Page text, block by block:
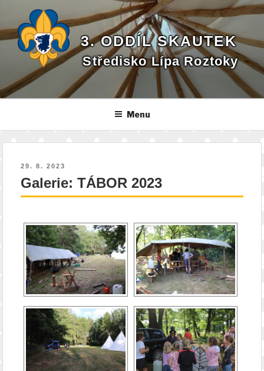
obsahu
webu
3. ODDÍL SKAUTEK
Středisko Lípa Roztoky
Menu
PUBLIKOVÁNO
29. 8. 2023
Galerie: TÁBOR 2023